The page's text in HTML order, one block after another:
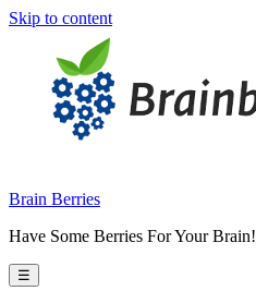
Skip to content
Brain Berries
Have Some Berries For Your Brain!
☰